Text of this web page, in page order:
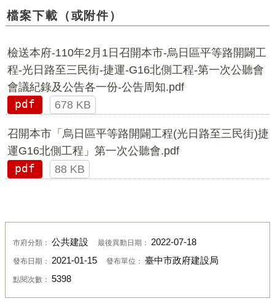
檔案下載（或附件）
檢送本府-110年2月1日召開本市-烏日區平等路開闢工
程-光日路至三民街-捷運-G16北側工程-第一次公聽會
會議紀錄及公告各一份-公告周知.pdf
pdf
678 KB
召開本市「烏日區平等路開闢工程(光日路至三民街)捷
運G16北側工程」第一次公聽會.pdf
pdf
88 KB
市府分類： 公共建設 最後異動日期： 2022-07-18
發布日期： 2021-01-15 發布單位： 臺中市政府建設局
點閱次數： 5398